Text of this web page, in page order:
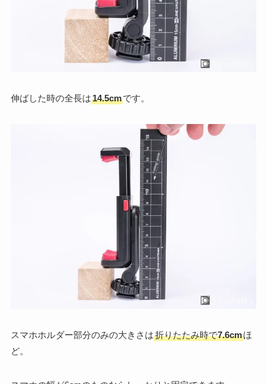
伸ばした時の全長は14.5cmです。
スマホホルダー部分のみの大きさは折りたたみ時で7.6cmほ
ど。